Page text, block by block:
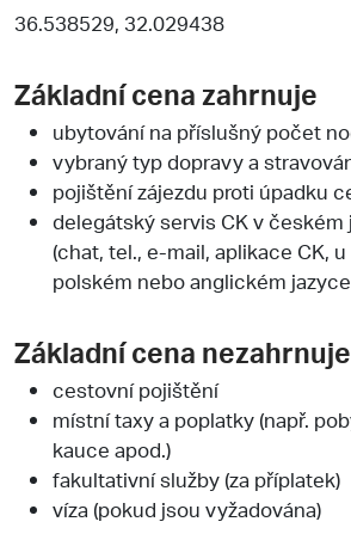
36.538529, 32.029438
Základní cena zahrnuje
ubytování na příslušný počet
vybraný typ dopravy a
pojištění zájezdu proti úpadku
delegátský servis CK v českém
(chat, tel., e-mail, aplikace CK,
polském nebo anglickém
Základní cena nezahrnuje
cestovní pojištění
místní taxy a poplatky (např.
kauce apod.)
fakultativní služby (za příplatek)
víza (pokud jsou vyžadována)